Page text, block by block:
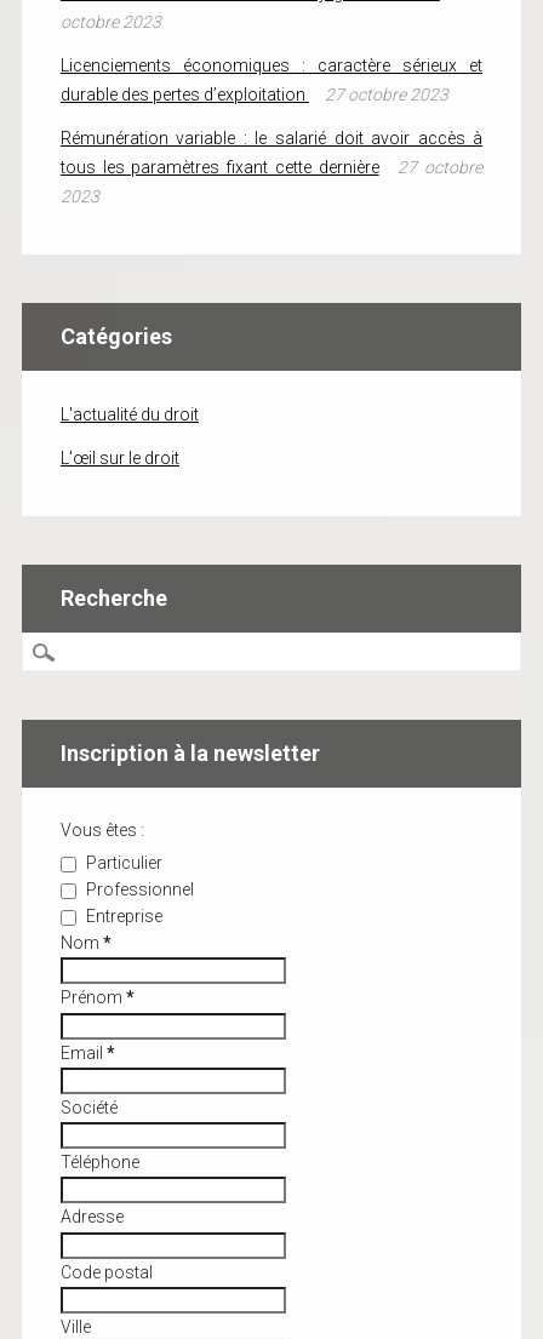
octobre 2023
Licenciements économiques : caractère sérieux et
durable des pertes d’exploitation
27 octobre 2023
Rémunération variable : le salarié doit avoir accès à
tous les paramètres fixant cette dernière
27 octobre
2023
Catégories
L'actualité du droit
L'œil sur le droit
Recherche
Inscription à la newsletter
Vous êtes :
Particulier
Professionnel
Entreprise
Nom *
Prénom *
Email *
Société
Téléphone
Adresse
Code postal
Ville